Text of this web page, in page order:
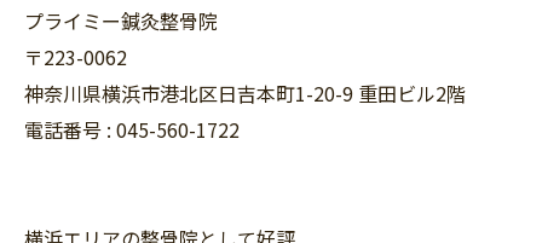
プライミー鍼灸整骨院
〒223-0062
神奈川県横浜市港北区日吉本町1-20-9 重田ビル2階
電話番号 : 045-560-1722